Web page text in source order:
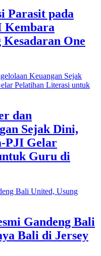
Parasit pada
Kembara
One
dan
Sejak Dini,
PJI Gelar
Guru di
Gandeng Bali
Bali di Jersey